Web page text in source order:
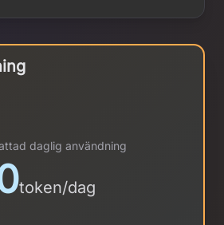
daglig användning
token/dag